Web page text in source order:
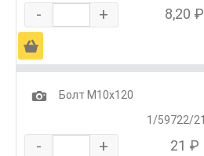
- + 8,20 ₽
Ä
1
Болт М10х120
1/59722/21
- + 21 ₽